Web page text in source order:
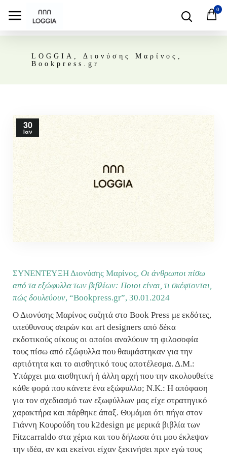
0
LOGGIA, Διονύσης Μαρίνος,
Bookpress.gr
30
Ιαν
ΣΥΝΕΝΤΕΥΞΗ Διονύσης Μαρίνος, Οι άνθρωποι πίσω
από τα εξώφυλλα των βιβλίων: Ποιοι είναι, τι σκέφτονται,
πώς δουλεύουν, “Bookpress.gr”, 30.01.2024
Ο Διονύσης Μαρίνος συζητά στο Book Press με εκδότες,
υπεύθυνους σειρών και art designers από δέκα
εκδοτικούς οίκους οι οποίοι αναλύουν τη φιλοσοφία
τους πίσω από εξώφυλλα που θαυμάστηκαν για την
αρτιότητα και το αισθητικό τους αποτέλεσμα. Δ.Μ.:
Υπάρχει μια αισθητική ή άλλη αρχή που την ακολουθείτε
κάθε φορά που κάνετε ένα εξώφυλλο; Ν.Κ.: Η απόφαση
για τον σχεδιασμό των εξωφύλλων μας είχε στρατηγικό
χαρακτήρα και πάρθηκε άπαξ. Θυμάμαι ότι πήγα στον
Γιάννη Κουρούδη του k2design με μερικά βιβλία των
Fitzcarraldo στα χέρια και του δήλωσα ότι μου έκλεψαν
την ιδέα, αν και εκείνοι είχαν ξεκινήσει πριν εγώ τους